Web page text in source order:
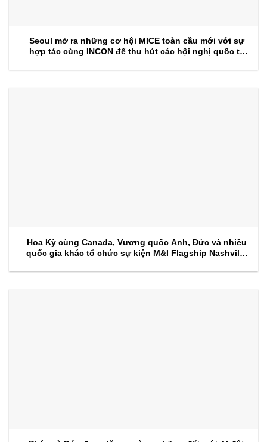
Seoul mở ra những cơ hội MICE toàn cầu mới với sự
hợp tác cùng INCON để thu hút các hội nghị quốc tế
Hoa Kỳ cùng Canada, Vương quốc Anh, Đức và nhiều
quốc gia khác tổ chức sự kiện M&I Flagship Nashville